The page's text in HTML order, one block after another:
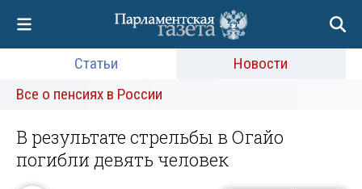
Статьи
Новости
Все о пенсиях в России
В результате стрельбы в Огайо
погибли девять человек